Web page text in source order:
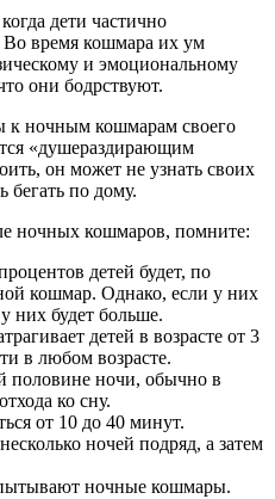
дети частично
Во время кошмара их ум
и эмоциональному
они бодрствуют.
к ночным кошмарам своего
«душераздирающим
он может не узнать своих
бегать по дому.
ночных кошмаров, помните:
детей будет, по
кошмар. Однако, если у них
них будет больше.
детей в возрасте от 3
в любом возрасте.
половине ночи, обычно в
ко сну.
от 10 до 40 минут.
ночей подряд, а затем
ночные кошмары.